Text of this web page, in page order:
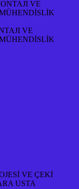
VE
VE ÇEKİ
USTA